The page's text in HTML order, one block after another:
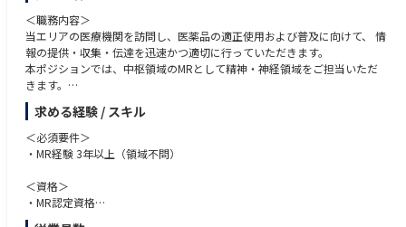
＜職務内容＞
当エリアの医療機関を訪問し、医薬品の適正使用および普及に向けて、 情
報の提供・収集・伝達を迅速かつ適切に行っていただきます。
本ポジションでは、中枢領域のMRとして精神・神経領域をご担当いただ
きます。
2024年以降は認知症領域にも関わり、担当先は精神科に加え、脳神経内科
や介護施設など、幅広い領域にわたります。
求める経験 / スキル
＜必須要件＞
・MR経験 3年以上（領域不問）
＜資格＞
・MR認定資格
・普通運転免許